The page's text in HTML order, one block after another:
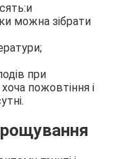
можна зібрати
при
пожовтіння і